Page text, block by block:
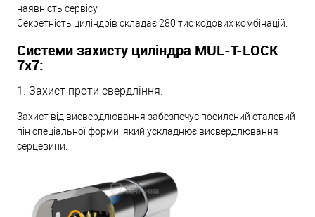
наявність сервісу.
Секретність циліндрів складає 280 тис кодових комбінацій.
Системи захисту циліндра MUL-T-LOCK
7х7:
1. Захист проти свердління.
Захист від висвердлювання забезпечує посилений сталевий
пін спеціальної форми, який ускладнює висвердлювання
серцевини.